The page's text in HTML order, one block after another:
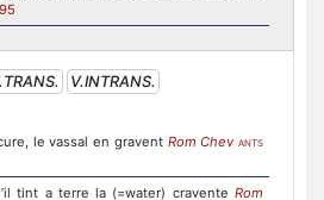
V.INTRANS.
le vassal en gravent Rom Chev ANTS
tint a terre la (=water) cravente Rom